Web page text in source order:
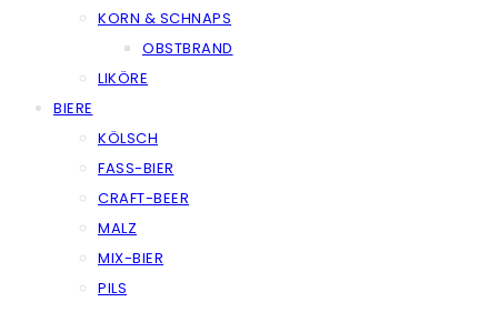
KORN & SCHNAPS
OBSTBRAND
LIKÖRE
BIERE
KÖLSCH
FASS-BIER
CRAFT-BEER
MALZ
MIX-BIER
PILS